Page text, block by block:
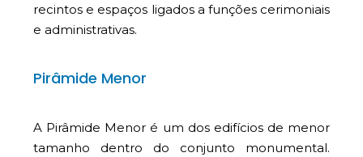
recintos e espaços ligados a funções cerimoniais
e administrativas.
Pirâmide Menor
A Pirâmide Menor é um dos edifícios de menor
tamanho dentro do conjunto monumental.